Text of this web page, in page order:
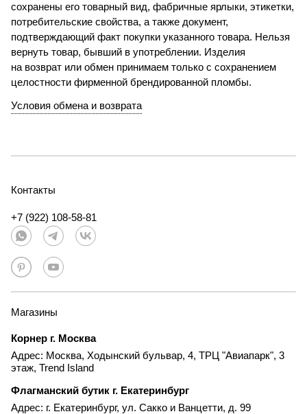
сохранены его товарный вид, фабричные ярлыки, этикетки,
потребительские свойства, а также документ,
подтверждающий факт покупки указанного товара. Нельзя
вернуть товар, бывший в употреблении. Изделия
на возврат или обмен принимаем только с сохранением
целостности фирменной брендированной пломбы.
Условия обмена и возврата
Контакты
+7 (922) 108-58-81
Магазины
Корнер г. Москва
Адрес: Москва, Ходынский бульвар, 4, ТРЦ "Авиапарк", 3
этаж, Trend Island
Флагманский бутик г. Екатеринбург
Адрес: г. Екатеринбург, ул. Сакко и Ванцетти, д. 99